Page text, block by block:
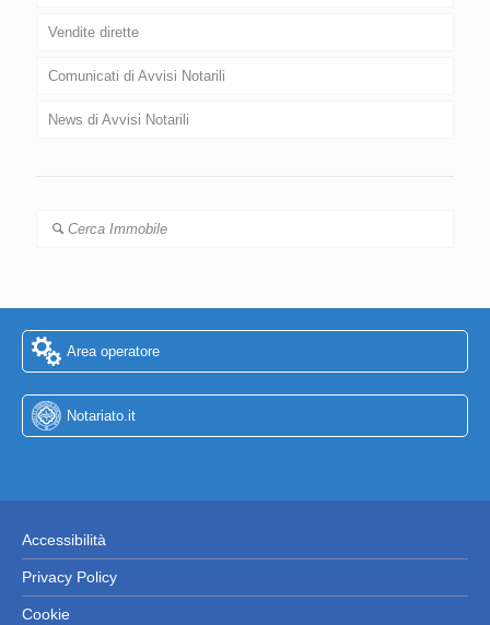
Vendite dirette
Comunicati di Avvisi Notarili
News di Avvisi Notarili
Cerca Immobile
Area operatore
Notariato.it
Accessibilità
Privacy Policy
Cookie